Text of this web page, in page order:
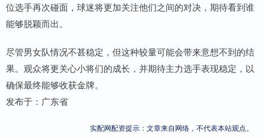
位选手再次碰面，球迷将更加关注他们之间的对决，期待看到谁
能够脱颖而出。
尽管男女队情况不甚稳定，但这种较量可能会带来意想不到的结
果。观众将更关心小将们的成长，并期待主力选手表现稳定，以
确保最终能够收获金牌。
发布于：广东省
实配网配资提示：文章来自网络，不代表本站观点。